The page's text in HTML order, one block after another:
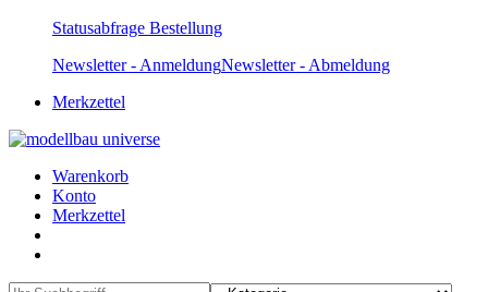
Statusabfrage Bestellung
Newsletter - AnmeldungNewsletter - Abmeldung
Merkzettel
Warenkorb
Konto
Merkzettel